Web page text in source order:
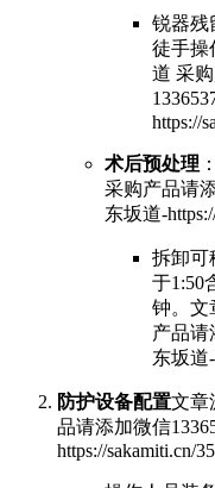
锐器残
徒手操
道 采
https://
术后预处理 ：
采购产品请
东坂道-
拆卸可
于1:50
钟。 文
产品请
东坂道-
防护设备配置文章
品请添加微信
https://sakamiti.cn/